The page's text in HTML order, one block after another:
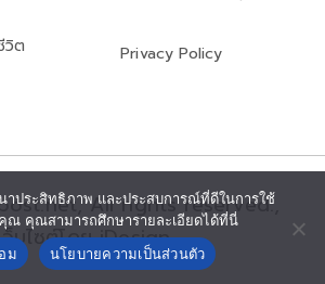
วิต
Privacy Policy
All rights reserved.,
ว็บไซต์โดย iDesign
าประสิทธิภาพ และประสบการณ์ที่ดีในการใช้
ณ คุณสามารถศึกษารายละเอียดได้ที่นี่
ม
นโยบายความเป็นส่วนตัว